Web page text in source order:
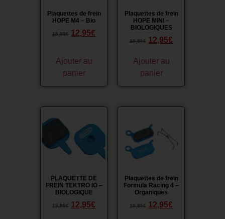
Plaquettes de frein
HOPE M4 – Bio
15,95€ 12,95€
Ajouter au
panier
Plaquettes de frein
HOPE MINI –
BIOLOGIQUES
15,95€ 12,95€
Ajouter au
panier
PLAQUETTE DE
FREIN TEKTRO IO –
BIOLOGIQUE
15,95€ 12,95€
Plaquettes de frein
Formula Racing 4 –
Organiques
15,95€ 12,95€